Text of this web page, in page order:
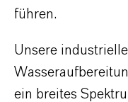
führen.
Unsere
ein breites